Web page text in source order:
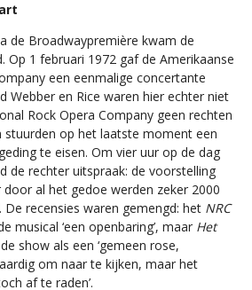
de Broadwaypremière kwam de
Op 1 februari 1972 gaf de Amerikaanse
een eenmalige concertante
Webber en Rice waren hier echter niet
Rock Opera Company geen rechten
stuurden op het laatste moment een
te eisen. Om vier uur op de dag
de rechter uitspraak: de voorstelling
al het gedoe werden zeker 2000
recensies waren gemengd: het NRC
musical ‘een openbaring’, maar Het
show als een ‘gemeen rose,
om naar te kijken, maar het
af te raden’.